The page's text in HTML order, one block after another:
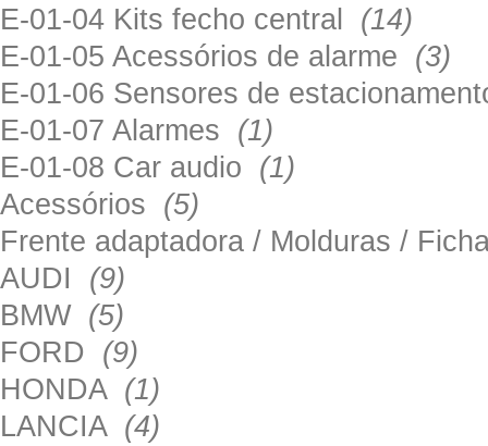
E-01-04 Kits fecho central (14)
E-01-05 Acessórios de alarme (3)
E-01-06 Sensores de
E-01-07 Alarmes (1)
E-01-08 Car audio (1)
Acessórios (5)
Frente adaptadora / Molduras /
AUDI (9)
BMW (5)
FORD (9)
HONDA (1)
LANCIA (4)